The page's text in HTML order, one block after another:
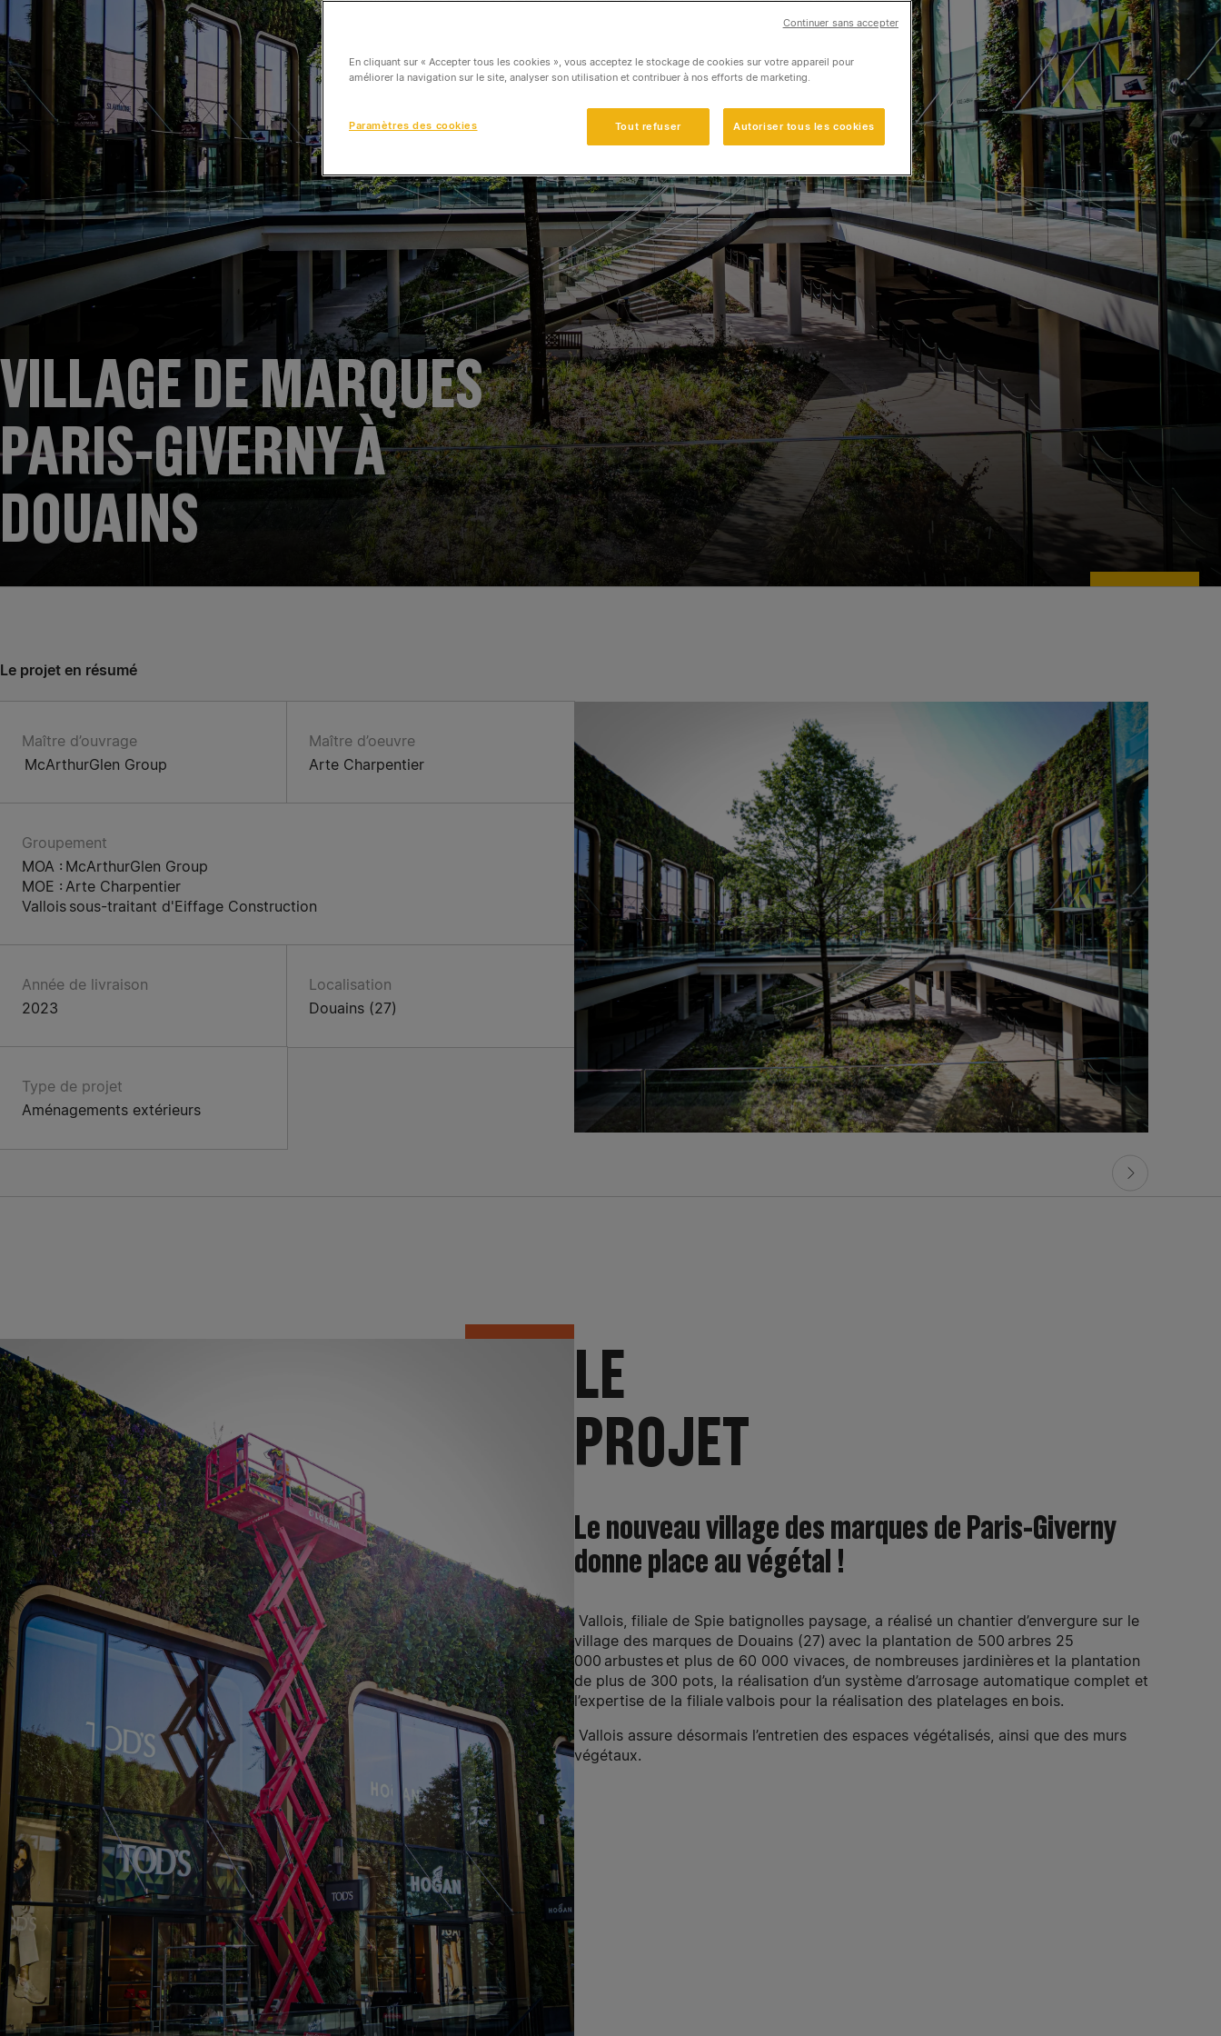
VILLAGE DE MARQUES
PARIS-GIVERNY À
DOUAINS
Le projet en résumé
Maître d’ouvrage
McArthurGlen Group
Maître d’oeuvre
Arte Charpentier
Groupement
MOA : McArthurGlen Group
MOE : Arte Charpentier
Vallois sous-traitant d'Eiffage Construction
Année de livraison
2023
Localisation
Douains (27)
Type de projet
Aménagements extérieurs
LE
PROJET
Le nouveau village des marques de Paris-Giverny
donne place au végétal !
Vallois, filiale de Spie batignolles paysage, a réalisé un chantier d’envergure sur le
village des marques de Douains (27) avec la plantation de 500 arbres 25
000 arbustes et plus de 60 000 vivaces, de nombreuses jardinières et la plantation
de plus de 300 pots, la réalisation d’un système d’arrosage automatique complet et
l’expertise de la filialevalbois pour la réalisation des platelages en bois.
Vallois assure désormais l’entretien des espaces végétalisés, ainsi que des murs
végétaux.
En cliquant sur « Accepter tous les cookies », vous acceptez le stockage de cookies sur votre appareil pour
améliorer la navigation sur le site, analyser son utilisation et contribuer à nos efforts de marketing.
Tout refuser Autoriser tous les cookies
Paramètres des cookies
Continuer sans accepter